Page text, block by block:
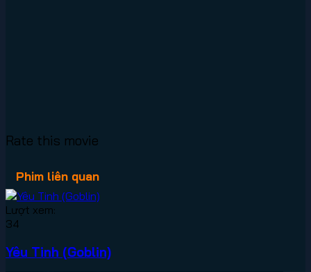
Rate this movie
Phim liên quan
Lượt xem:
34
Yêu Tinh (Goblin)